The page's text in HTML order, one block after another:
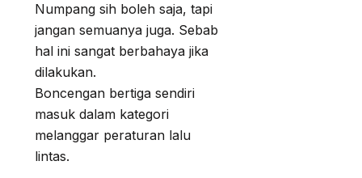
Numpang sih boleh saja, tapi
jangan semuanya juga. Sebab
hal ini sangat berbahaya jika
dilakukan.
Boncengan bertiga sendiri
masuk dalam kategori
melanggar peraturan lalu
lintas.